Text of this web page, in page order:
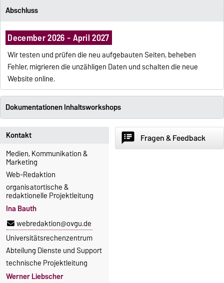
Abschluss
December 2026 - April 2027
Wir testen und prüfen die neu aufgebauten Seiten, beheben
Fehler, migrieren die unzähligen Daten und schalten die neue
Website online.
Dokumentationen Inhaltsworkshops
Kontakt
Medien, Kommunikation &
Marketing
Web-Redaktion
organisatortische &
redaktionelle Projektleitung
Ina Bauth
webredaktion@ovgu.de
Universitätsrechenzentrum
Abteilung Dienste und Support
technische Projektleitung
Werner Liebscher
speaker_notes Fragen & Feedback